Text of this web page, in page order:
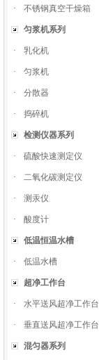
· 不锈钢真空干燥箱
匀浆机系列
· 乳化机
· 匀浆机
· 分散器
· 捣碎机
检测仪器系列
· 硫酸快速测定仪
· 二氧化碳测定仪
· 测汞仪
· 酸度计
低温恒温水槽
· 低温水槽
超净工作台
· 水平送风超净工作台
· 垂直送风超净工作台
混匀器系列